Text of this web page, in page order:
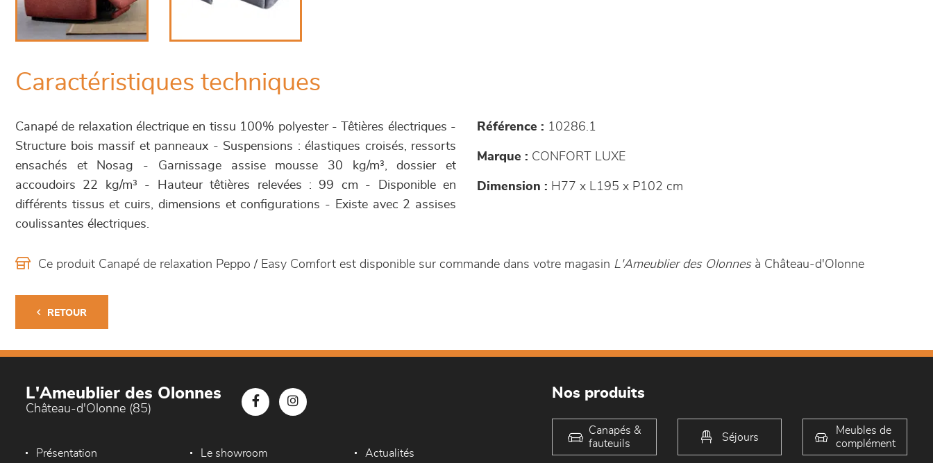
Caractéristiques techniques
Canapé de relaxation électrique en tissu 100% polyester - Têtières électriques -
Structure bois massif et panneaux - Suspensions : élastiques croisés, ressorts
ensachés et Nosag - Garnissage assise mousse 30 kg/m³, dossier et
accoudoirs 22 kg/m³ - Hauteur têtières relevées : 99 cm - Disponible en
différents tissus et cuirs, dimensions et configurations - Existe avec 2 assises
coulissantes électriques.
Référence : 10286.1
Marque : CONFORT LUXE
Dimension : H77 x L195 x P102 cm
Ce produit Canapé de relaxation Peppo / Easy Comfort est disponible sur commande dans votre magasin L'Ameublier des Olonnesà Château-d'Olonne
RETOUR
L'Ameublier des Olonnes
Château-d'Olonne (85)
Présentation Le showroom Actualités
Nos produits
Canapés &
fauteuils
Séjours
Meubles de
complément